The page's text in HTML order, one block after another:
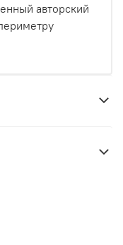
авторский